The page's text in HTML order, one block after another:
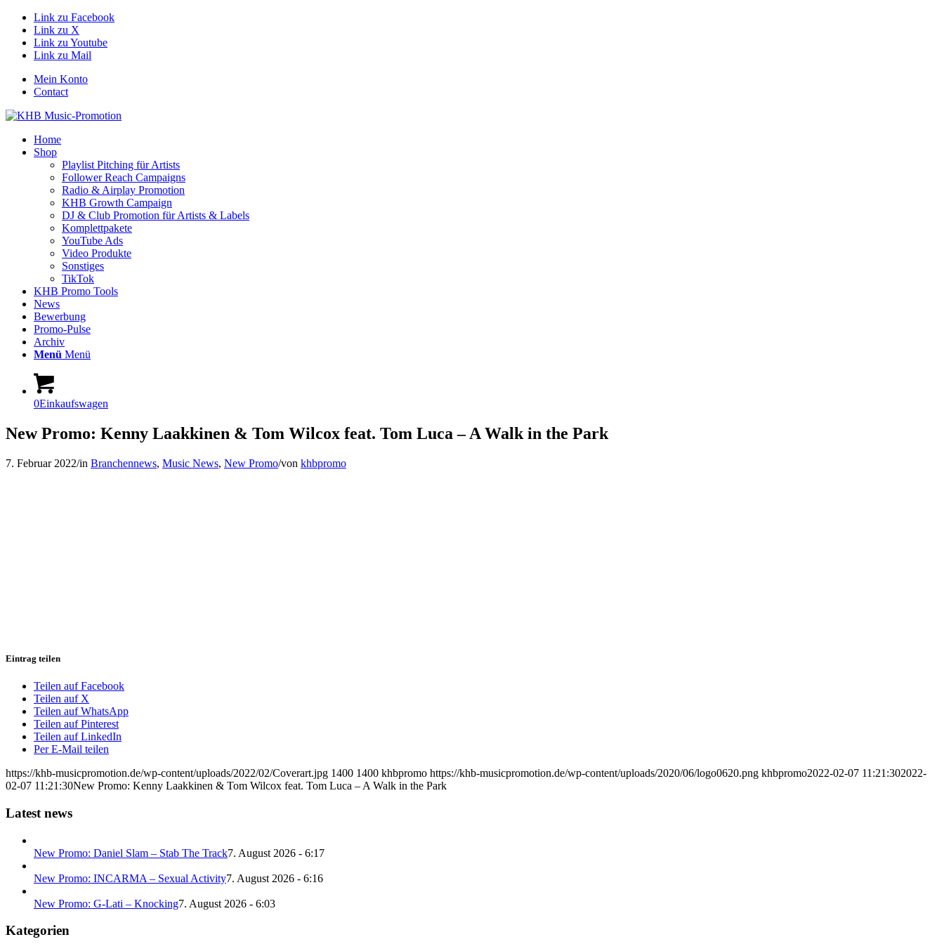
Link zu Facebook
Link zu X
Link zu Youtube
Link zu Mail
Mein Konto
Contact
Home
Shop
Playlist Pitching für Artists
Follower Reach Campaigns
Radio & Airplay Promotion
KHB Growth Campaign
DJ & Club Promotion für Artists & Labels
Komplettpakete
YouTube Ads
Video Produkte
Sonstiges
TikTok
KHB Promo Tools
News
Bewerbung
Promo-Pulse
Archiv
Menü Menü
0Einkaufswagen
New Promo: Kenny Laakkinen & Tom Wilcox feat. Tom Luca – A Walk in the Park
7. Februar 2022/in Branchennews, Music News, New Promo/von khbpromo
Eintrag teilen
Teilen auf Facebook
Teilen auf X
Teilen auf WhatsApp
Teilen auf Pinterest
Teilen auf LinkedIn
Per E-Mail teilen
https://khb-musicpromotion.de/wp-content/uploads/2022/02/Coverart.jpg 1400 1400 khbpromo https://khb-musicpromotion.de/wp-content/uploads/2020/06/logo0620.png khbpromo2022-02-07 11:21:302022-
02-07 11:21:30New Promo: Kenny Laakkinen & Tom Wilcox feat. Tom Luca – A Walk in the Park
Latest news
New Promo: Daniel Slam – Stab The Track7. August 2026 - 6:17
New Promo: INCARMA – Sexual Activity7. August 2026 - 6:16
New Promo: G-Lati – Knocking7. August 2026 - 6:03
Kategorien